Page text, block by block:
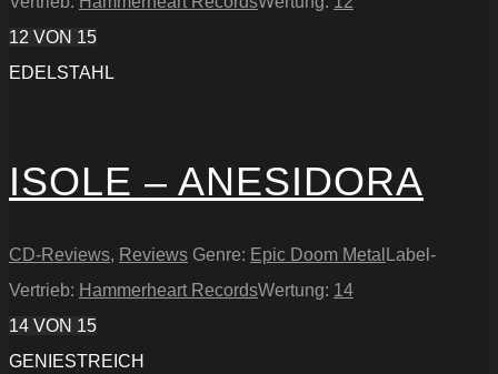
12 VON 15
EDELSTAHL
ISOLE – ANESIDORA
CD-Reviews, Reviews Genre: Epic Doom Metal Label-
Vertrieb: Hammerheart RecordsWertung: 14
14 VON 15
GENIESTREICH